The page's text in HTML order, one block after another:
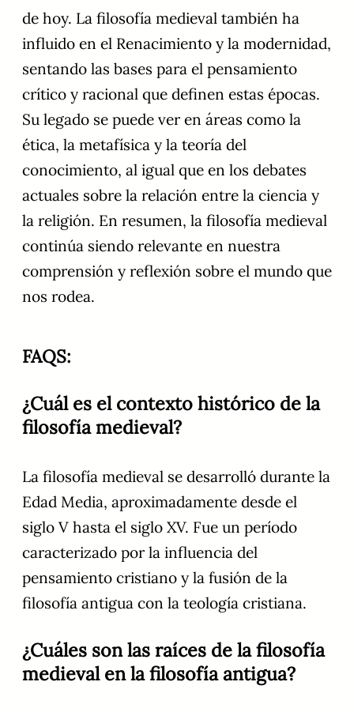
de hoy. La filosofía medieval también ha
influido en el Renacimiento y la modernidad,
sentando las bases para el pensamiento
crítico y racional que definen estas épocas.
Su legado se puede ver en áreas como la
ética, la metafísica y la teoría del
conocimiento, al igual que en los debates
actuales sobre la relación entre la ciencia y
la religión. En resumen, la filosofía medieval
continúa siendo relevante en nuestra
comprensión y reflexión sobre el mundo que
nos rodea.
FAQS:
¿Cuál es el contexto histórico de la
filosofía medieval?
La filosofía medieval se desarrolló durante la
Edad Media, aproximadamente desde el
siglo V hasta el siglo XV. Fue un período
caracterizado por la influencia del
pensamiento cristiano y la fusión de la
filosofía antigua con la teología cristiana.
¿Cuáles son las raíces de la filosofía
medieval en la filosofía antigua?